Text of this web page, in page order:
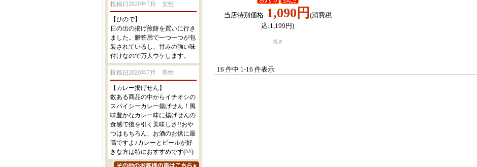
投稿日2020年7月 女性
【ひので】
日の出の揚げ煎餅を買いに行き
ました。贈答用で一つ一つが包
装されているし、甘みの強い味
付けなので万人ウケします。
投稿日2020年7月 男性
【カレー揚げせん】
数ある商品の中からイチオシの
スパイシーカレー揚げせん！風
味豊かなカレー味に揚げせんの
食感で後を引く美味しさ!!おや
つはもちろん、お酒のお供に最
高ですよ♪カレーとビールが好
きな方は特におすすめです(^^)
当店特別価格 1,090円(消費税
込:1,199円)
焼き
16 件中 1-16 件表示